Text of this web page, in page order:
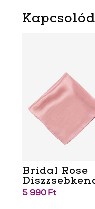
Bridal Rose
5 990 Ft